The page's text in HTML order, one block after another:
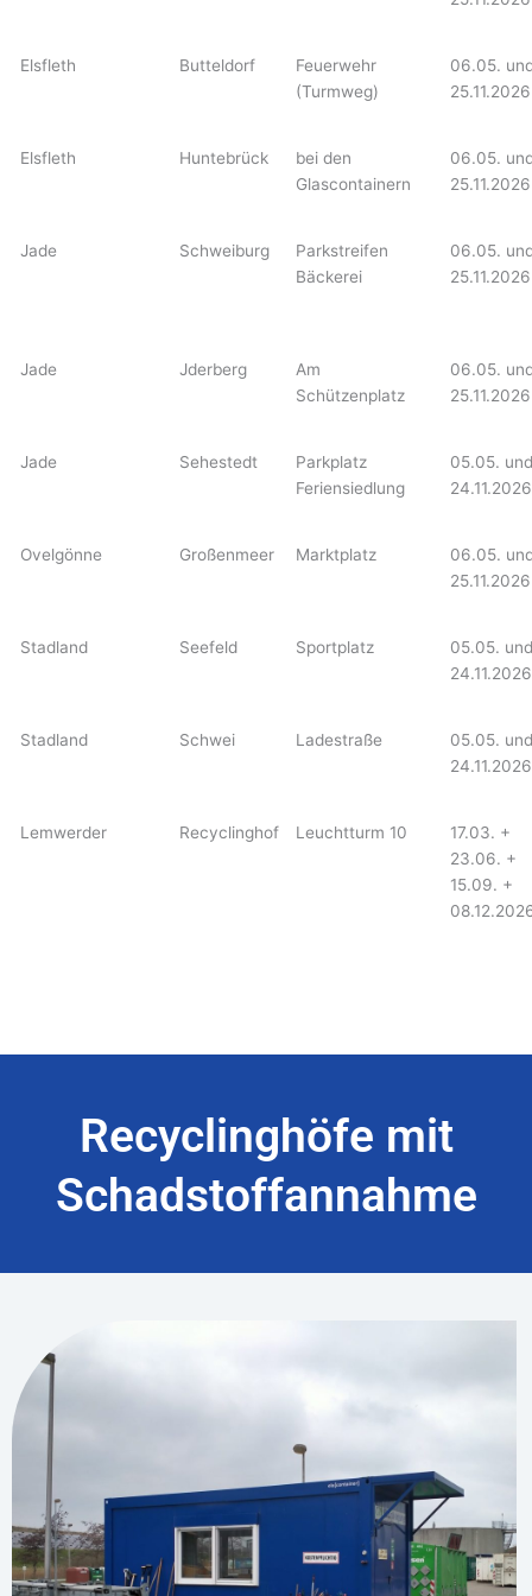
Elsfleth Butteldorf
Feuerwehr
(Turmweg)
06.05.
25.11.2026
Elsfleth Huntebrück
bei den
Glascontainern
06.05.
25.11.2026
Jade Schweiburg
Parkstreifen
Bäckerei
06.05.
25.11.2026
Jade Jderberg
Am
Schützenplatz
06.05.
25.11.2026
Jade Sehestedt
Parkplatz
Feriensiedlung
05.05. und
24.11.2026
Ovelgönne Großenmeer Marktplatz
06.05.
25.11.2026
Stadland Seefeld Sportplatz
05.05. und
24.11.2026
Stadland Schwei Ladestraße
05.05. und
24.11.2026
Lemwerder Recyclinghof Leuchtturm 10
17.03. +
23.06. +
15.09. +
Recyclinghöfe mit
Schadstoffannahme